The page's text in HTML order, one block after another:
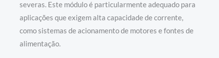
severas. Este módulo é particularmente adequado para
aplicações que exigem alta capacidade de corrente,
como sistemas de acionamento de motores e fontes de
alimentação.